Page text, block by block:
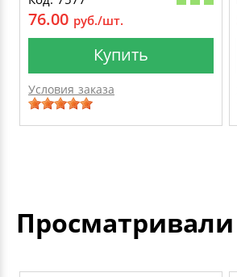
76.00 руб./шт.
Купить
Условия заказа
Просматривали